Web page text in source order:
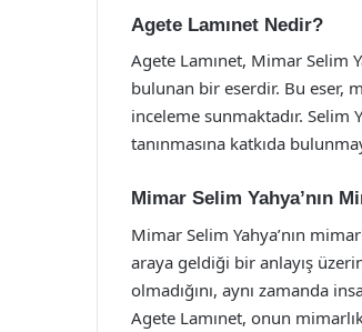
Agete Lamınet Nedir?
Agete Lamınet, Mimar Selim
bulunan bir eserdir. Bu eser,
inceleme sunmaktadır. Selim
tanınmasına katkıda
Mimar Selim Yahya’nın
Mimar Selim Yahya’nın
araya geldiği bir anlayış
olmadığını, aynı zamanda
Agete Lamınet, onun